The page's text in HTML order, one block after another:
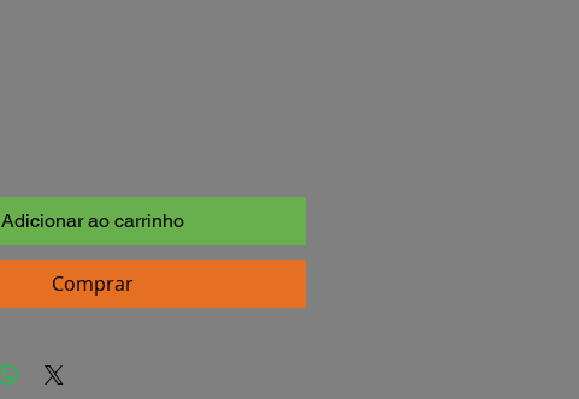
Adicionar ao carrinho
Comprar